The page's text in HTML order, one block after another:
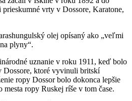
prieskumné vrty v Dossore, Karatone,
olej opísaný ako „veľmi
plyny“.
uznanie v roku 1911, keď bolo
Dossore, ktoré vyvinuli britskí
ropy Dossor bolo dokonca lepšie
ropy Ruskej ríše v tom čase.